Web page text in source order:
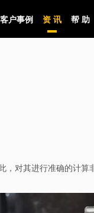
客户事例 资 讯 帮 助
对其进行准确的计